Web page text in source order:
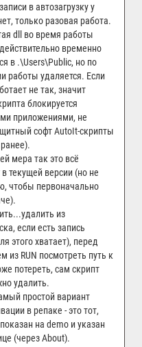
в автозагрузку у
только разовая работа.
dll во время работы
временно
в .\Users\Public, но по
работы удаляется. Если
не так, значит
блокируется
приложениями, не
софт AutoIt-скрипты
мера так это всё
в текущей версии (но не
чтобы первоначально
из
если есть запись
этого хватает), перед
из RUN посмотреть путь к
потереть, сам скрипт
удалить.
простой вариант
в репаке - это тот,
на demo и указан
(через About).